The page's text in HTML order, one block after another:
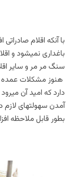
با آنکه اقلام
باغداری نمیشود و
سنگ مر مر و سایر
هنوز مشکلات عمده
دارد که امید آن
آمدن سهولتهای لازم
بطور قابل ملاحظه